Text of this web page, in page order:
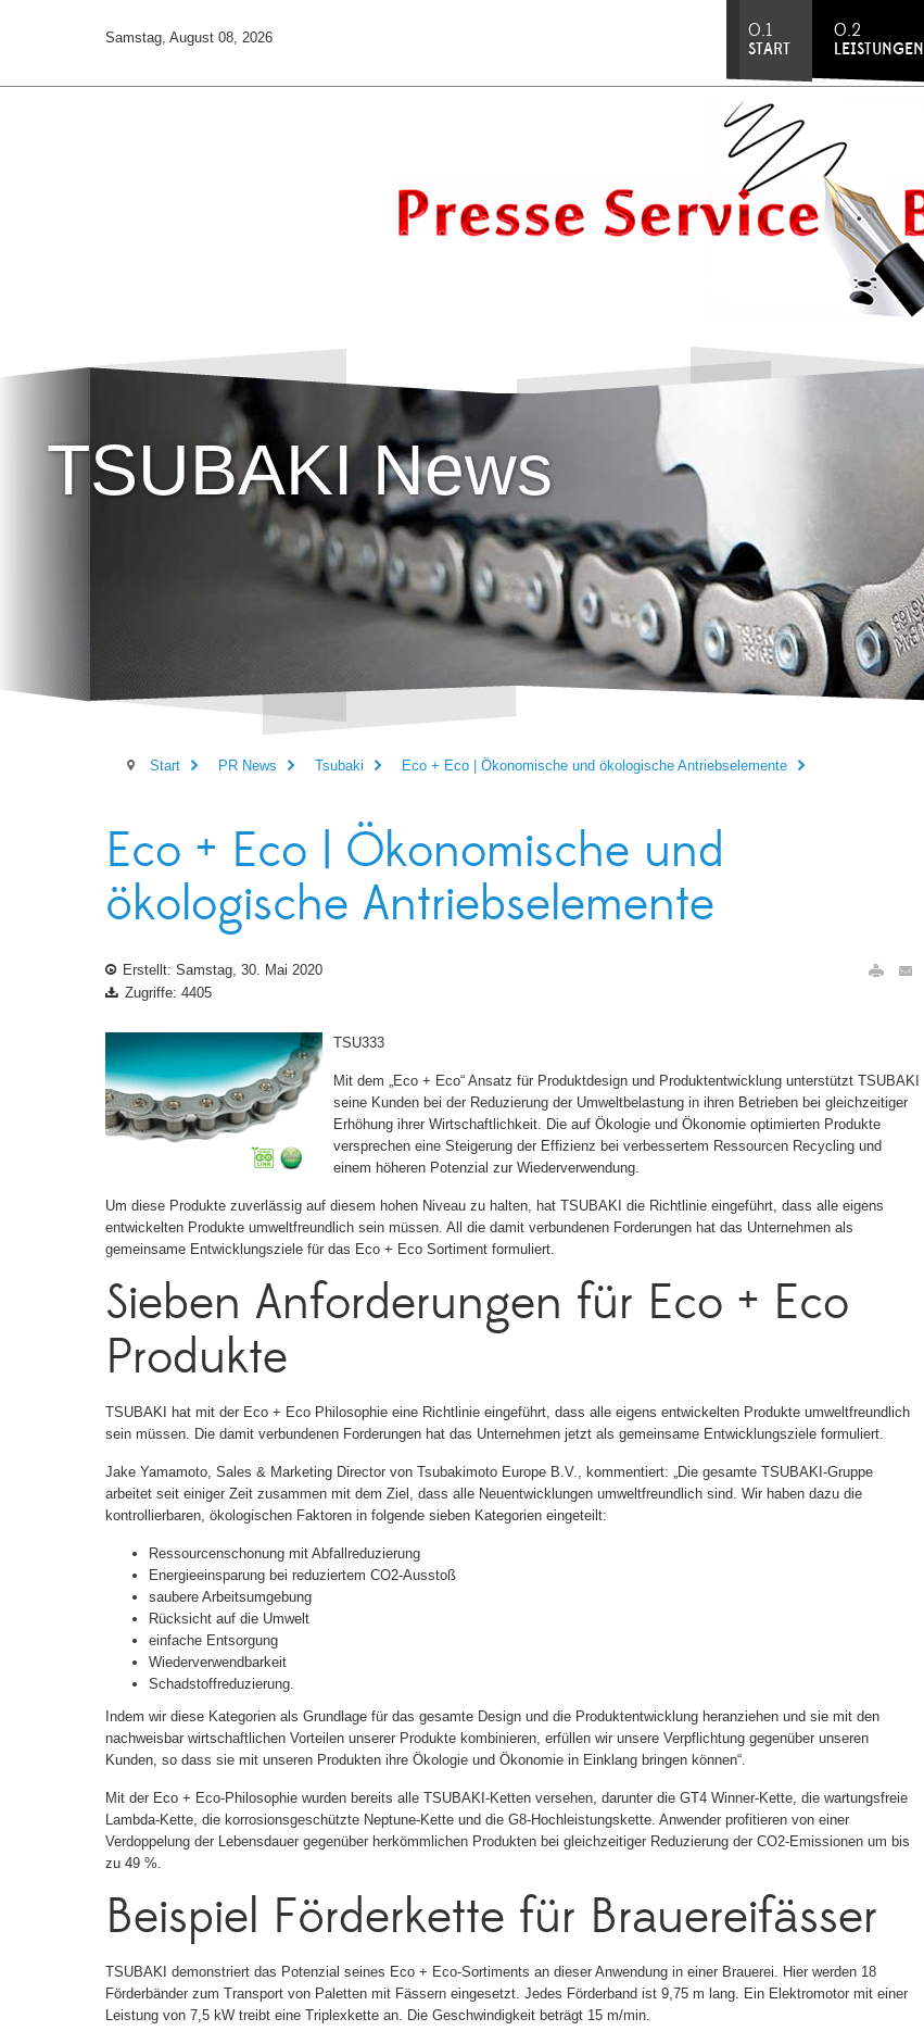
Samstag, August 08, 2026 0.1
START
0.2
LEISTUNGEN
TSUBAKI News
Start PR News Tsubaki Eco + Eco | Ökonomische und ökologische Antriebselemente
Eco + Eco | Ökonomische und
ökologische Antriebselemente
Erstellt: Samstag, 30. Mai 2020
Zugriffe: 4405
TSU333
Mit dem „Eco + Eco“ Ansatz für Produktdesign und Produktentwicklung unterstützt TSUBAKI
seine Kunden bei der Reduzierung der Umweltbelastung in ihren Betrieben bei gleichzeitiger
Erhöhung ihrer Wirtschaftlichkeit. Die auf Ökologie und Ökonomie optimierten Produkte
versprechen eine Steigerung der Effizienz bei verbessertem Ressourcen Recycling und
einem höheren Potenzial zur Wiederverwendung.
Um diese Produkte zuverlässig auf diesem hohen Niveau zu halten, hat TSUBAKI die Richtlinie eingeführt, dass alle eigens
entwickelten Produkte umweltfreundlich sein müssen. All die damit verbundenen Forderungen hat das Unternehmen als
gemeinsame Entwicklungsziele für das Eco + Eco Sortiment formuliert.
Sieben Anforderungen für Eco + Eco
Produkte
TSUBAKI hat mit der Eco + Eco Philosophie eine Richtlinie eingeführt, dass alle eigens entwickelten Produkte umweltfreundlich
sein müssen. Die damit verbundenen Forderungen hat das Unternehmen jetzt als gemeinsame Entwicklungsziele formuliert.
Jake Yamamoto, Sales & Marketing Director von Tsubakimoto Europe B.V., kommentiert: „Die gesamte TSUBAKI-Gruppe
arbeitet seit einiger Zeit zusammen mit dem Ziel, dass alle Neuentwicklungen umweltfreundlich sind. Wir haben dazu die
kontrollierbaren, ökologischen Faktoren in folgende sieben Kategorien eingeteilt:
Ressourcenschonung mit Abfallreduzierung
Energieeinsparung bei reduziertem CO2-Ausstoß
saubere Arbeitsumgebung
Rücksicht auf die Umwelt
einfache Entsorgung
Wiederverwendbarkeit
Schadstoffreduzierung.
Indem wir diese Kategorien als Grundlage für das gesamte Design und die Produktentwicklung heranziehen und sie mit den
nachweisbar wirtschaftlichen Vorteilen unserer Produkte kombinieren, erfüllen wir unsere Verpflichtung gegenüber unseren
Kunden, so dass sie mit unseren Produkten ihre Ökologie und Ökonomie in Einklang bringen können“.
Mit der Eco + Eco-Philosophie wurden bereits alle TSUBAKI-Ketten versehen, darunter die GT4 Winner-Kette, die wartungsfreie
Lambda-Kette, die korrosionsgeschützte Neptune-Kette und die G8-Hochleistungskette. Anwender profitieren von einer
Verdoppelung der Lebensdauer gegenüber herkömmlichen Produkten bei gleichzeitiger Reduzierung der CO2-Emissionen um bis
zu 49 %.
Beispiel Förderkette für Brauereifässer
TSUBAKI demonstriert das Potenzial seines Eco + Eco-Sortiments an dieser Anwendung in einer Brauerei. Hier werden 18
Förderbänder zum Transport von Paletten mit Fässern eingesetzt. Jedes Förderband ist 9,75 m lang. Ein Elektromotor mit einer
Leistung von 7,5 kW treibt eine Triplexkette an. Die Geschwindigkeit beträgt 15 m/min.